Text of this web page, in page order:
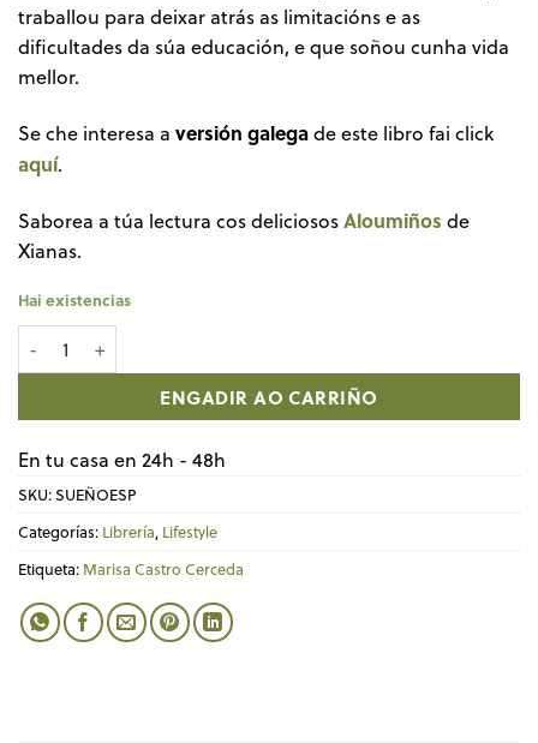
traballou para deixar atrás as limitacións e as
dificultades da súa educación, e que soñou cunha vida
mellor.
Se che interesa a versión galegade este libro fai click
aquí.
Saborea a túa lectura cos deliciososAloumiños de
Xianas.
Hai existencias
Libro SUEÑO DE LIBERTAD cantidade
ENGADIR AO CARRIÑO
En tu casa en 24h - 48h
SKU:SUEÑOESP
Categorías: Librería, Lifestyle
Etiqueta: Marisa Castro Cerceda